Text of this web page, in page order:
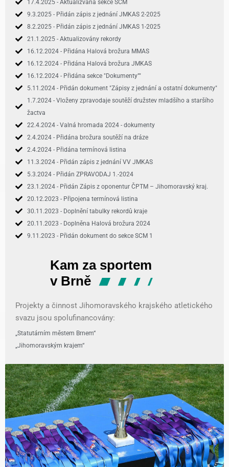
17.4.2025 - Aktualizvána sekce SCM
9.3.2025 - Přidán zápis z jednání JMKAS 2-2025
8.2.2025 - Přidán zápis z jednání JMKAS 1-2025
21.1.2025 - Aktualizovány rekordy
16.12.2024 - Přidána Halová brožura MMAS
16.12.2024 - Přidána Halová brožura JMKAS
16.12.2024 - Přidána sekce "Dokumenty""
5.11.2024 - Přidán dokument "Zápisy z jednání a ostatní dokumenty"
1.7.2024 - Vloženy zpravodaje soutěží družstev mladšího a staršího
žactva
22.4.2024 - Valná hromada 2024 - dokumenty
2.4.2024 - Přidána brožura soutěží na dráze
2.4.2024 - Přidána termínová listina
11.3.2024 - Přidán zápis z jednání VV JMKAS
5.3.2024 - Přidán ZPRAVODAJ 1.-2024
23.1.2024 - Přidán Zápis z oponentur ČPTM – Jihomoravský kraj.
20.12.2023 - Připojena termínová listina
30.11.2023 - Doplnění tabulky rekordů kraje
20.11.2023 - Doplněna Halová brožura 2024
9.11.2023 - Přidán dokument do sekce SCM 1
Projekty a činnost Jihomoravského krajského atletického
svazu jsou spolufinancovány:
„Statutárním městem Brnem“
„Jihomoravským krajem“